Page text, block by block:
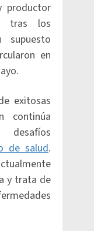
productor
tras los
en
exitosas
continúa
de salud.
y trata de